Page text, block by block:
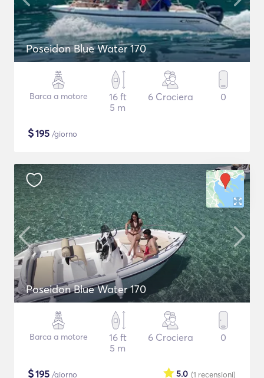
Poseidon Blue Water 170
Barca a motore
16 ft
5 m
6 Crociera 0
$195 /giorno
Poseidon Blue Water 170
Barca a motore
16 ft
5 m
6 Crociera 0
$195 /giorno (1 recensioni)
5.0